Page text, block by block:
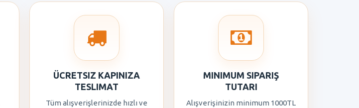
ÜCRETSIZ KAPINIZA
TESLIMAT
Tüm alışverişlerinizde hızlı ve
MINIMUM SIPARIŞ
TUTARI
Alışverişinizin minimum 1000TL